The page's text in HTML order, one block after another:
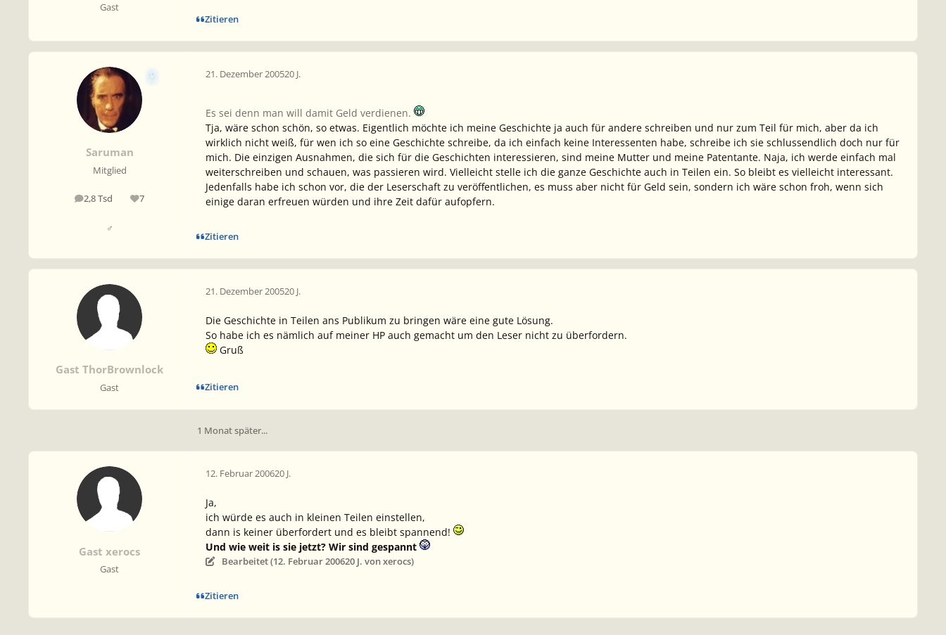
Gast
Zitieren
Saruman
Mitglied
2,8 Tsd
Beiträge 7
Reputation
♂
21. Dezember 200520 J.
Es sei denn man will damit Geld verdienen.
Tja, wäre schon schön, so etwas. Eigentlich möchte ich meine Geschichte ja auch für andere schreiben und nur zum Teil für mich, aber da ich
wirklich nicht weiß, für wen ich so eine Geschichte schreibe, da ich einfach keine Interessenten habe, schreibe ich sie schlussendlich doch nur für
mich. Die einzigen Ausnahmen, die sich für die Geschichten interessieren, sind meine Mutter und meine Patentante. Naja, ich werde einfach mal
weiterschreiben und schauen, was passieren wird. Vielleicht stelle ich die ganze Geschichte auch in Teilen ein. So bleibt es vielleicht interessant.
Jedenfalls habe ich schon vor, die der Leserschaft zu veröffentlichen, es muss aber nicht für Geld sein, sondern ich wäre schon froh, wenn sich
einige daran erfreuen würden und ihre Zeit dafür aufopfern.
Zitieren
Gast ThorBrownlock
Gast
21. Dezember 200520 J.
Die Geschichte in Teilen ans Publikum zu bringen wäre eine gute Lösung.
So habe ich es nämlich auf meiner HP auch gemacht um den Leser nicht zu überfordern.
Gruß
Zitieren
1 Monat später...
Gast xerocs
Gast
12. Februar 200620 J.
Ja,
ich würde es auch in kleinen Teilen einstellen,
dann is keiner überfordert und es bleibt spannend!
Und wie weit is sie jetzt? Wir sind gespannt
Bearbeitet (12. Februar 200620 J. von xerocs)
Zitieren